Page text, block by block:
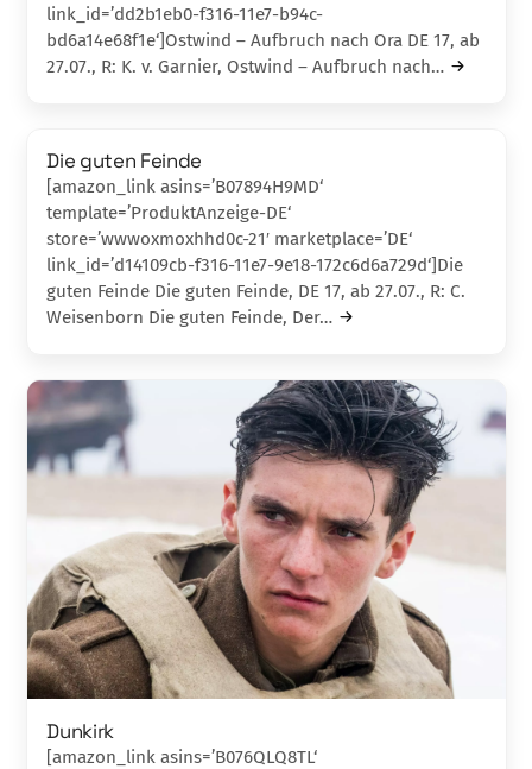
link_id=’dd2b1eb0-f316-11e7-b94c-
bd6a14e68f1e‘]Ostwind – Aufbruch nach Ora DE 17, ab
27.07., R: K. v. Garnier, Ostwind – Aufbruch nach…
Die guten Feinde
[amazon_link asins=’B07894H9MD‘
template=’ProduktAnzeige-DE‘
store=’wwwoxmoxhhd0c-21′ marketplace=’DE‘
link_id=’d14109cb-f316-11e7-9e18-172c6d6a729d‘]Die
guten Feinde Die guten Feinde, DE 17, ab 27.07., R: C.
Weisenborn Die guten Feinde, Der…
Dunkirk
[amazon_link asins=’B076QLQ8TL‘